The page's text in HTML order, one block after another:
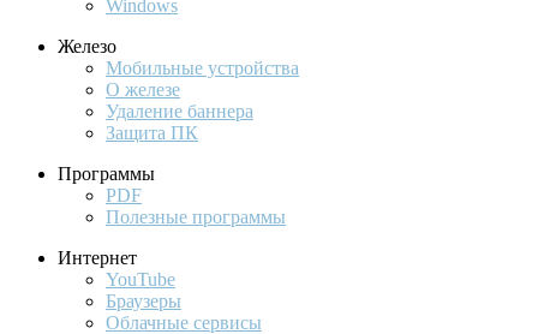
Windows
Железо
Мобильные устройства
О железе
Удаление баннера
Защита ПК
Программы
PDF
Полезные программы
Интернет
YouTube
Браузеры
Облачные сервисы